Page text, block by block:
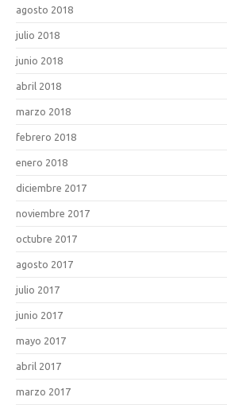
agosto 2018
julio 2018
junio 2018
abril 2018
marzo 2018
febrero 2018
enero 2018
diciembre 2017
noviembre 2017
octubre 2017
agosto 2017
julio 2017
junio 2017
mayo 2017
abril 2017
marzo 2017